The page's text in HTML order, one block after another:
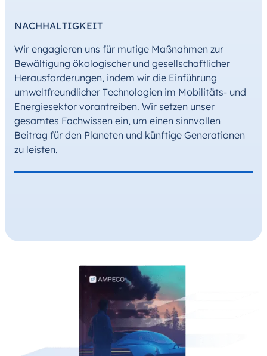
NACHHALTIGKEIT
Wir engagieren uns für mutige Maßnahmen zur
Bewältigung ökologischer und gesellschaftlicher
Herausforderungen, indem wir die Einführung
umweltfreundlicher Technologien im Mobilitäts- und
Energiesektor vorantreiben. Wir setzen unser
gesamtes Fachwissen ein, um einen sinnvollen
Beitrag für den Planeten und künftige Generationen
zu leisten.